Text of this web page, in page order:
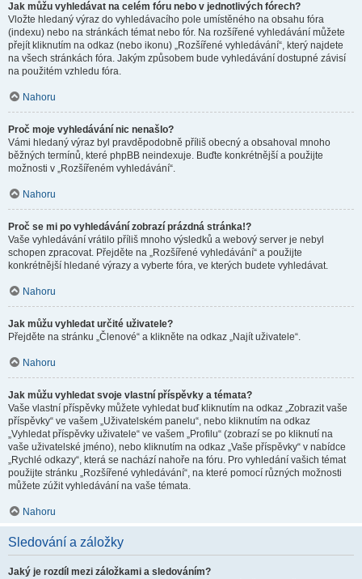
Jak můžu vyhledávat na celém fóru nebo v jednotlivých fórech?
Vložte hledaný výraz do vyhledávacího pole umístěného na obsahu fóra
(indexu) nebo na stránkách témat nebo fór. Na rozšířené vyhledávání můžete
přejít kliknutím na odkaz (nebo ikonu) „Rozšířené vyhledávání“, který najdete
na všech stránkách fóra. Jakým způsobem bude vyhledávání dostupné závisí
na použitém vzhledu fóra.
Nahoru
Proč moje vyhledávání nic nenašlo?
Vámi hledaný výraz byl pravděpodobně příliš obecný a obsahoval mnoho
běžných termínů, které phpBB neindexuje. Buďte konkrétnější a použijte
možnosti v „Rozšířeném vyhledávání“.
Nahoru
Proč se mi po vyhledávání zobrazí prázdná stránka!?
Vaše vyhledávání vrátilo příliš mnoho výsledků a webový server je nebyl
schopen zpracovat. Přejděte na „Rozšířené vyhledávání“ a použijte
konkrétnější hledané výrazy a vyberte fóra, ve kterých budete vyhledávat.
Nahoru
Jak můžu vyhledat určité uživatele?
Přejděte na stránku „Členové“ a klikněte na odkaz „Najít uživatele“.
Nahoru
Jak můžu vyhledat svoje vlastní příspěvky a témata?
Vaše vlastní příspěvky můžete vyhledat buď kliknutím na odkaz „Zobrazit vaše
příspěvky“ ve vašem „Uživatelském panelu“, nebo kliknutím na odkaz
„Vyhledat příspěvky uživatele“ ve vašem „Profilu“ (zobrazí se po kliknutí na
vaše uživatelské jméno), nebo kliknutím na odkaz „Vaše příspěvky“ v nabídce
„Rychlé odkazy“, která se nachází nahoře na fóru. Pro vyhledání vašich témat
použijte stránku „Rozšířené vyhledávání“, na které pomocí různých možnosti
můžete zúžit vyhledávání na vaše témata.
Nahoru
Sledování a záložky
Jaký je rozdíl mezi záložkami a sledováním?